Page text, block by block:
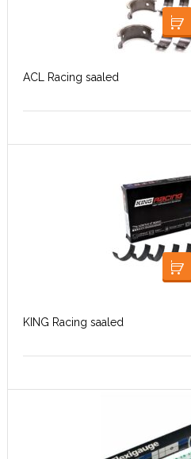
ACL Racing saaled
KING Racing saaled